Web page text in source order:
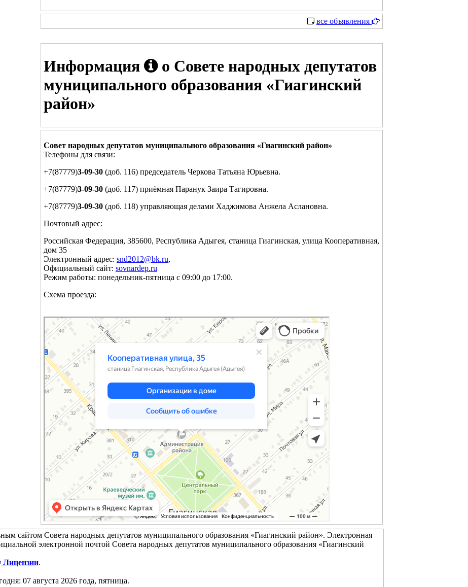
все объявления
Информация
о Совете народных депутатов
муниципального образования «Гиагинский
район»
Совет народных депутатов муниципального образования «Гиагинский район»
Телефоны для связи:
+7(87779)3-09-30 (доб. 116) председатель Черкова Татьяна Юрьевна.
+7(87779)3-09-30 (доб. 117) приёмная Паранук Заира Тагировна.
+7(87779)3-09-30 (доб. 118) управляющая делами Хаджимова Анжела Аслановна.
Почтовый адрес:
Российская Федерация, 385600, Республика Адыгея, станица Гиагинская, улица Кооперативная,
дом 35
Электронный адрес: snd2012@bk.ru,
Официальный сайт: sovnardep.ru
Режим работы: понедельник-пятница с 09:00 до 17:00.
Схема проезда:
Яндекс Карты
Кооперативная улица, 35 — Яндекс Карты
сайтом Совета народных депутатов муниципального образования «Гиагинский район». Электронная
электронной почтой Совета народных депутатов муниципального образования «Гиагинский
Лицензии.
07 августа 2026 года, пятница.